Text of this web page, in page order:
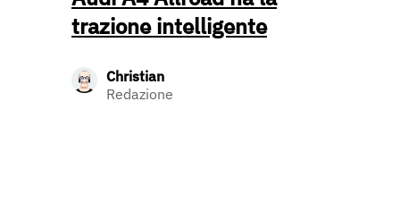
trazione intelligente
Christian
Redazione